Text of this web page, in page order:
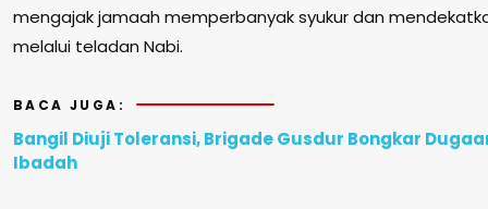
mengajak jamaah memperbanyak syukur dan
melalui teladan Nabi.
BACA JUGA:
Bangil Diuji Toleransi, Brigade Gusdur Bongkar
Ibadah